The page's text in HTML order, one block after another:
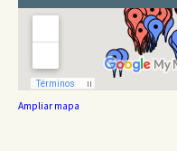
Ampliar mapa